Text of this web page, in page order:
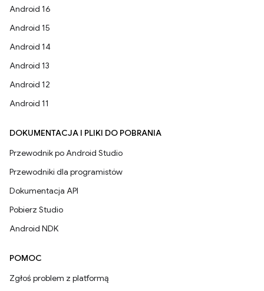
Android 16
Android 15
Android 14
Android 13
Android 12
Android 11
DOKUMENTACJA I PLIKI DO POBRANIA
Przewodnik po Android Studio
Przewodniki dla programistów
Dokumentacja API
Pobierz Studio
Android NDK
POMOC
Zgłoś problem z platformą